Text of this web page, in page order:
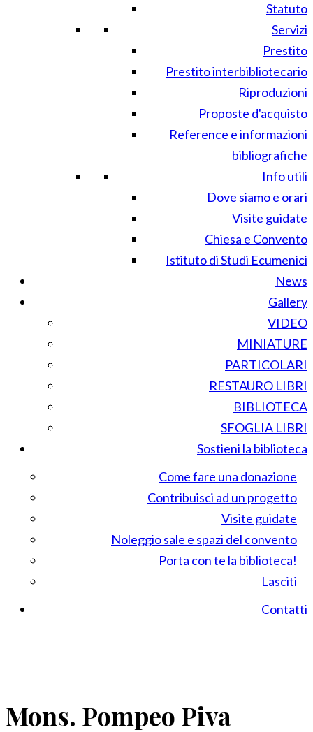
Statuto
Servizi
Prestito
Prestito interbibliotecario
Riproduzioni
Proposte d'acquisto
Reference e informazioni
bibliografiche
Info utili
Dove siamo e orari
Visite guidate
Chiesa e Convento
Istituto di Studi Ecumenici
News
Gallery
VIDEO
MINIATURE
PARTICOLARI
RESTAURO LIBRI
BIBLIOTECA
SFOGLIA LIBRI
Sostieni la biblioteca
Come fare una donazione
Contribuisci ad un progetto
Visite guidate
Noleggio sale e spazi del convento
Porta con te la biblioteca!
Lasciti
Contatti
Mons. Pompeo Piva